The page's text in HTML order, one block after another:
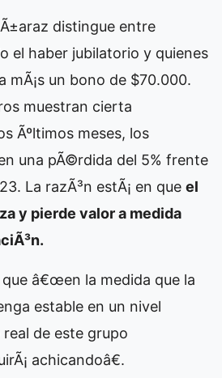
distingue entre
el haber jubilatorio y quienes
mÃ¡s un bono de $70.000.
muestran cierta
Ãºltimos meses, los
una pÃ©rdida del 5% frente
La razÃ³n estÃ¡ en que el
y pierde valor a medida
â€œen la medida que la
estable en un nivel
de este grupo
achicandoâ€.